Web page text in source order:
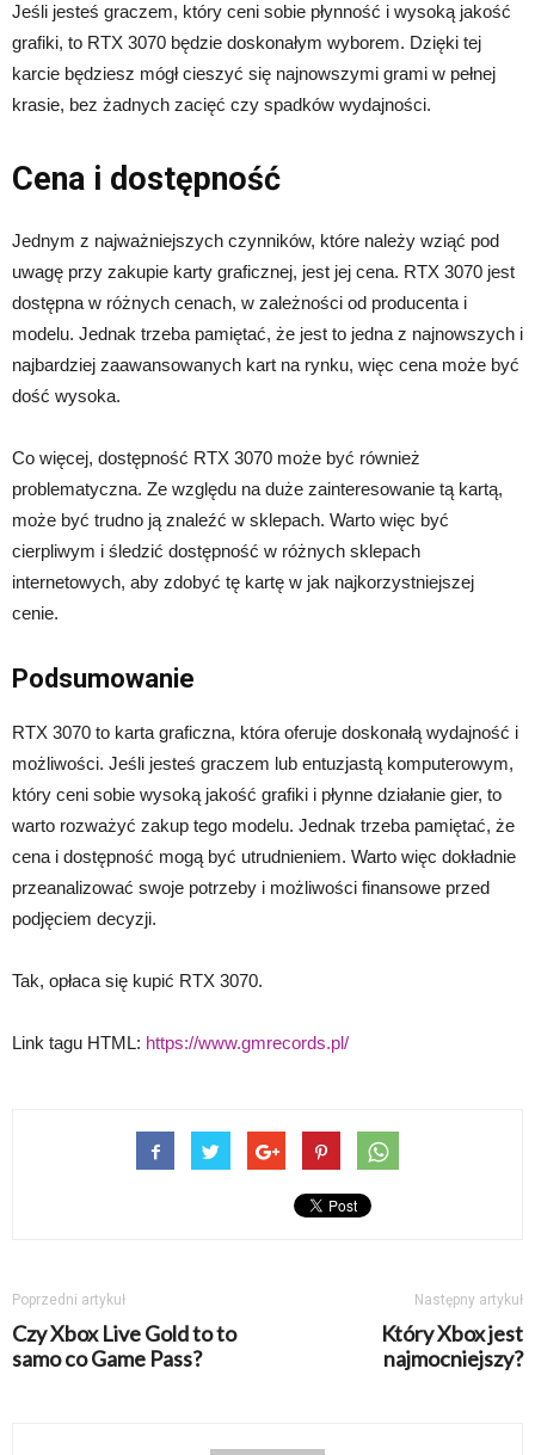
Jeśli jesteś graczem, który ceni sobie płynność i wysoką jakość
grafiki, to RTX 3070 będzie doskonałym wyborem. Dzięki tej
karcie będziesz mógł cieszyć się najnowszymi grami w pełnej
krasie, bez żadnych zacięć czy spadków wydajności.
Cena i dostępność
Jednym z najważniejszych czynników, które należy wziąć pod
uwagę przy zakupie karty graficznej, jest jej cena. RTX 3070 jest
dostępna w różnych cenach, w zależności od producenta i
modelu. Jednak trzeba pamiętać, że jest to jedna z najnowszych i
najbardziej zaawansowanych kart na rynku, więc cena może być
dość wysoka.
Co więcej, dostępność RTX 3070 może być również
problematyczna. Ze względu na duże zainteresowanie tą kartą,
może być trudno ją znaleźć w sklepach. Warto więc być
cierpliwym i śledzić dostępność w różnych sklepach
internetowych, aby zdobyć tę kartę w jak najkorzystniejszej
cenie.
Podsumowanie
RTX 3070 to karta graficzna, która oferuje doskonałą wydajność i
możliwości. Jeśli jesteś graczem lub entuzjastą komputerowym,
który ceni sobie wysoką jakość grafiki i płynne działanie gier, to
warto rozważyć zakup tego modelu. Jednak trzeba pamiętać, że
cena i dostępność mogą być utrudnieniem. Warto więc dokładnie
przeanalizować swoje potrzeby i możliwości finansowe przed
podjęciem decyzji.
Tak, opłaca się kupić RTX 3070.
Link tagu HTML: https://www.gmrecords.pl/
Poprzedni artykuł
Czy Xbox Live Gold to to
samo co Game Pass?
Następny artykuł
Który Xbox jest
najmocniejszy?